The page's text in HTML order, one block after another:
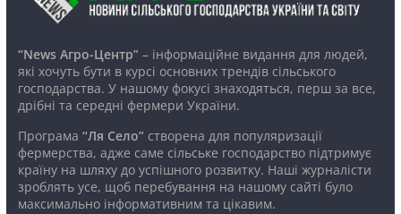
“News Агро-Центр”– інформаційне видання для людей,
які хочуть бути в курсі основних трендів сільського
господарства. У нашому фокусі знаходяться, перш за все,
дрібні та середні фермери України.
Програма “Ля Село”створена для популяризації
фермерства, адже саме сільське господарство підтримує
країну на шляху до успішного розвитку. Наші журналісти
зроблять усе, щоб перебування на нашому сайті було
максимально інформативним та цікавим.